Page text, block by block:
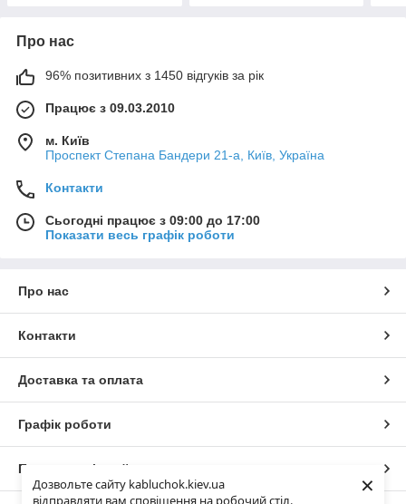
Дозвольте сайту kabluchok.kiev.ua
відправляти вам сповіщення на робочий стіл.
×
Про нас
96% позитивних з 1450 відгуків за рік
Працює з 09.03.2010
м. Київ
Проспект Степана Бандери 21-а, Київ, Україна
Контакти
Сьогодні працює з 09:00 до 17:00
Показати весь графік роботи
Про нас
Контакти
Доставка та оплата
Графік роботи
Повна версія сайту